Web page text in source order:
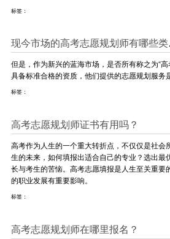
标签：
现今
但是，作为新兴的蓝海市场，是否所有称之为“
具备标准合格的资质，他们提供的志愿规划服务
标签：
高考志愿规划师证书有用吗？
高考作为人生的一个重大转折点，不仅仅是社会
生的未来，如何填报出适合自己的专业？选出最
长与考生的苦恼。高考志愿填报是人生至关重要
的职业发展有重要影响。
标签：
高考志愿规划师在哪里报名？